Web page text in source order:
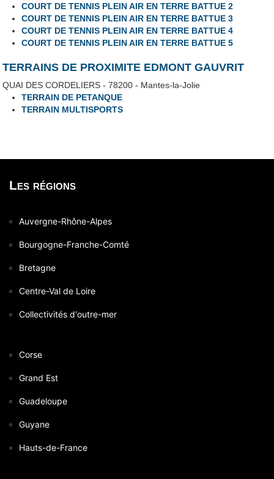
COURT DE TENNIS PLEIN AIR EN TERRE BATTUE 2
COURT DE TENNIS PLEIN AIR EN TERRE BATTUE 3
COURT DE TENNIS PLEIN AIR EN TERRE BATTUE 4
COURT DE TENNIS PLEIN AIR EN TERRE BATTUE 5
TERRAINS DE PROXIMITE EDMONT GAUVRIT
QUAI DES CORDELIERS - 78200 - Mantes-la-Jolie
TERRAIN DE PETANQUE
TERRAIN MULTISPORTS
Les régions
Auvergne-Rhône-Alpes
Bourgogne-Franche-Comté
Bretagne
Centre-Val de Loire
Collectivités d'outre-mer
Corse
Grand Est
Guadeloupe
Guyane
Hauts-de-France